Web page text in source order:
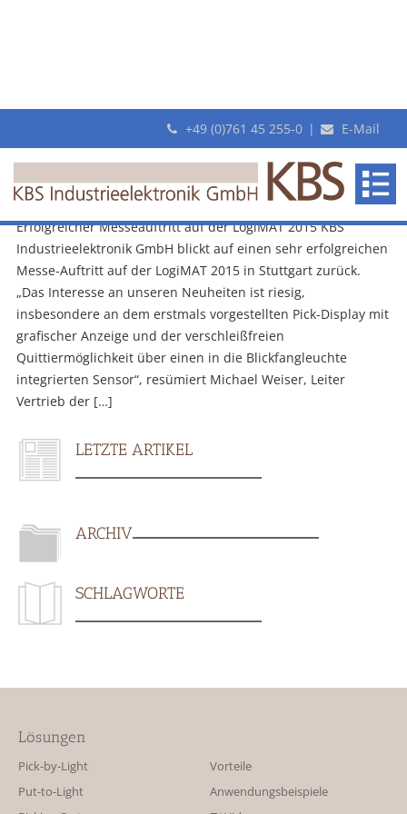
+49 (0)761 45 255-0 | E-Mail
Industrieelektronik
17. Februar 2015
Erfolgreicher Messeauftritt auf der LogiMAT 2015 KBS
Industrieelektronik GmbH blickt auf einen sehr erfolgreichen
Messe-Auftritt auf der LogiMAT 2015 in Stuttgart zurück.
„Das Interesse an unseren Neuheiten ist riesig,
insbesondere an dem erstmals vorgestellten Pick-Display mit
grafischer Anzeige und der verschleißfreien
Quittiermöglichkeit über einen in die Blickfangleuchte
integrierten Sensor“, resümiert Michael Weiser, Leiter
Vertrieb der […]
LETZTE ARTIKEL
ARCHIV
SCHLAGWORTE
Lösungen
Pick-by-Light
Put-to-Light
Vorteile
Anwendungsbeispiele